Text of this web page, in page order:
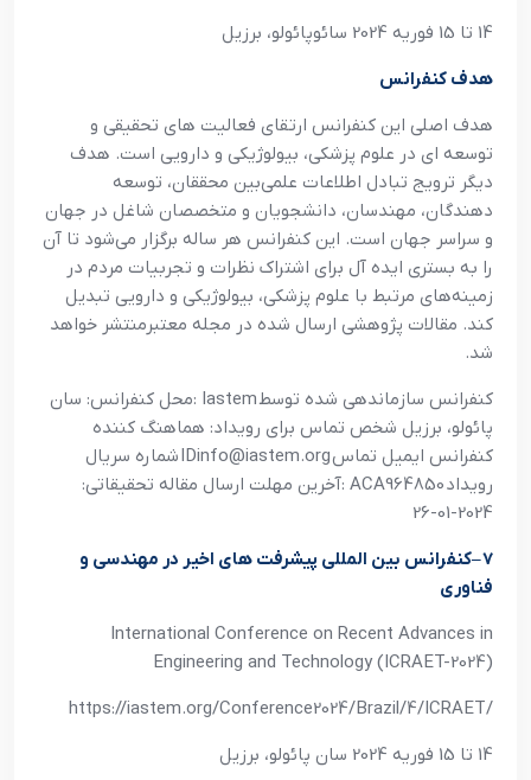
14 تا 15 فوريه 2024 سائوپائولو، برزيل
هدف کنفرانس
هدف اصلي اين کنفرانس ارتقاي فعاليت هاي تحقيقي و
توسعه اي در علوم پزشکي، بيولوژيکي و دارويي است. هدف
ديگر ترويج تبادل اطلاعات علمي‌بين محققان، توسعه
دهندگان، مهندسان، دانشجويان و متخصصان شاغل در جهان
و سراسر جهان است. اين کنفرانس هر ساله برگزار مي‌شود تا آن
را به بستري ايده آل براي اشتراک نظرات و تجربيات مردم در
زمينه‌هاي مرتبط با علوم پزشکي، بيولوژيکي و دارويي تبديل
کند. مقالات پژوهشي ارسال شده در مجله معتبرمنتشر خواهد
شد.
کنفرانس سازماندهي شده توسط: Iastemمحل کنفرانس: سان
پائولو، برزيل شخص تماس براي رويداد: هماهنگ کننده
کنفرانس ايميل تماسIDinfo@iastem.orgشماره سريال
رويداد: ACA964850آخرين مهلت ارسال مقاله تحقيقاتي:
2024-01-26
7
–کنفرانس بين المللي پيشرفت هاي اخير در مهندسي و
فناوري
International Conference on Recent Advances in
Engineering and Technology (ICRAET-2024)
https://iastem.org/Conference2024/Brazil/4/ICRAET/
14 تا 15 فوريه 2024 سان پائولو، برزيل